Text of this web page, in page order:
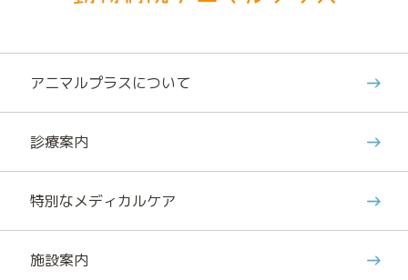
アニマルプラスについて
診療案内
特別なメディカルケア
施設案内